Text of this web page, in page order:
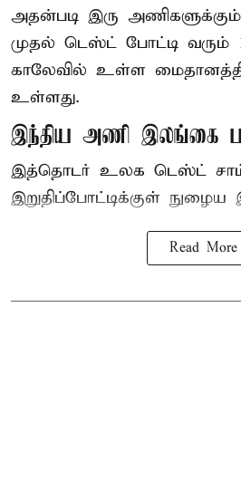
அதன்படி இரு
முதல் டெஸ்ட் போட்டி வரும்
காலேவில் உள்ள
உள்ளது.
இந்திய அணி இலங்கை
இத்தொடர் உலக டெஸ்ட்
இறுதிப்போட்டிக்குள்
Read More